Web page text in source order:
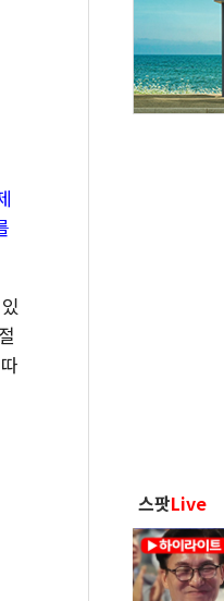
스팟Live